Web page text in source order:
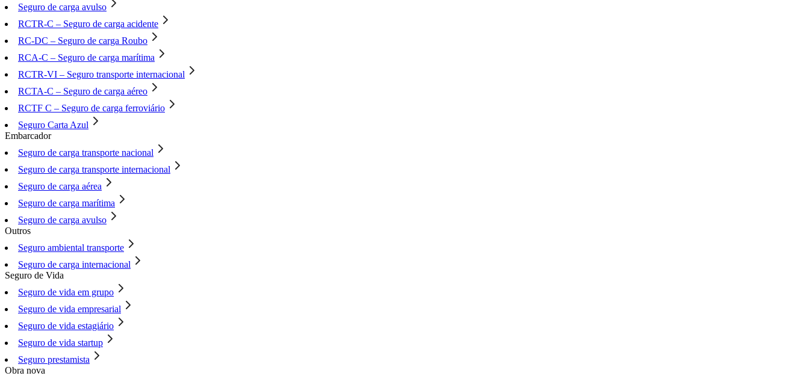
Seguro de carga avulso
RCTR-C – Seguro de carga acidente
RC-DC – Seguro de carga Roubo
RCA-C – Seguro de carga marítima
RCTR-VI – Seguro transporte internacional
RCTA-C – Seguro de carga aéreo
RCTF C – Seguro de carga ferroviário
Seguro Carta Azul
Embarcador
Seguro de carga transporte nacional
Seguro de carga transporte internacional
Seguro de carga aérea
Seguro de carga marítima
Seguro de carga avulso
Outros
Seguro ambiental transporte
Seguro de carga internacional
Seguro de Vida
Seguro de vida em grupo
Seguro de vida empresarial
Seguro de vida estagiário
Seguro de vida startup
Seguro prestamista
Obra nova